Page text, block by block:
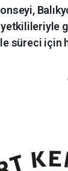
yetkilileriyle
süreci için